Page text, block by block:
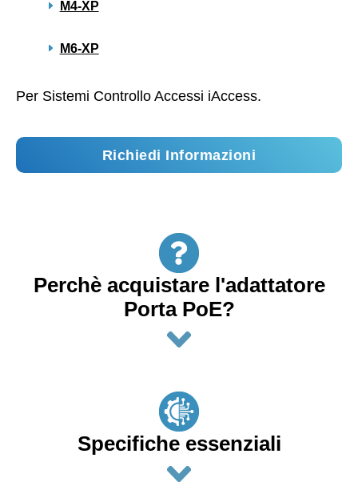
M4-XP
M6-XP
Per Sistemi Controllo Accessi iAccess.
Richiedi Informazioni
Perchè acquistare l'adattatore
Porta PoE?
Specifiche essenziali